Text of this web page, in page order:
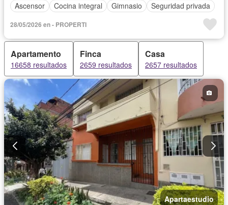
Ascensor
Cocina integral Gimnasio Seguridad privada
28/05/2026 en - PROPERTI
Apartamento
16658 resultados
Finca
2659 resultados
Casa
2657 resultados
Apartaestudio